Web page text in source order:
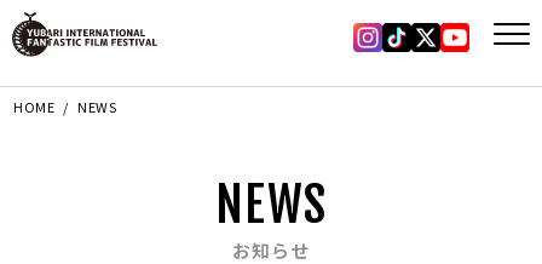
Instagram
Tiktok
X
HOME NEWS
NEWS
お知らせ